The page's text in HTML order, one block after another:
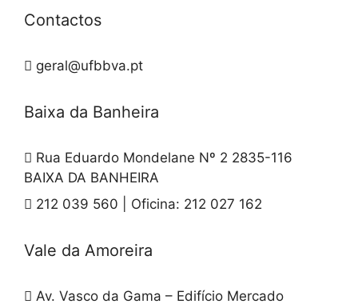
Contactos
geral@ufbbva.pt
Baixa da Banheira
Rua Eduardo Mondelane Nº 2 2835-116
BAIXA DA BANHEIRA
212 039 560 | Oficina: 212 027 162
Vale da Amoreira
Av. Vasco da Gama – Edifício Mercado